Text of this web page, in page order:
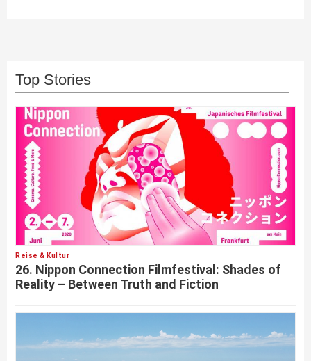
Top Stories
Reise & Kultur
26. Nippon Connection Filmfestival: Shades of
Reality – Between Truth and Fiction